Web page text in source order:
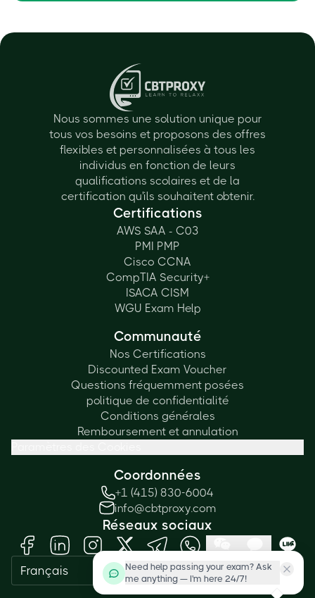
Nous sommes une solution unique pour
tous vos besoins et proposons des offres
flexibles et personnalisées à tous les
individus en fonction de leurs
qualifications scolaires et de la
certification qu'ils souhaitent obtenir.
Certifications
AWS SAA - C03
PMI PMP
Cisco CCNA
CompTIA Security+
ISACA CISM
WGU Exam Help
Communauté
Nos Certifications
Discounted Exam Voucher
Questions fréquemment posées
politique de confidentialité
Conditions générales
Remboursement et annulation
Coordonnées
+1 (415) 830-6004
info@cbtproxy.com
Réseaux sociaux
Français
Need help passing your exam? Ask
me anything — I'm here 24/7!